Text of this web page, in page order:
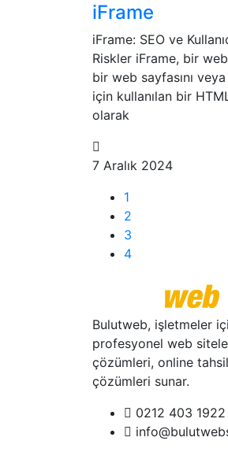
iFrame
iFrame: SEO ve
Riskler iFrame, bir
bir web sayfasını
için kullanılan bir
olarak
7 Aralık 2024
1
2
3
4
Bulutweb, işletmeler
profesyonel web
çözümleri, online
çözümleri sunar.
0212 403 1922